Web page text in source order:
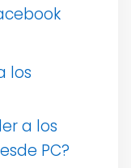
los
a los
PC?